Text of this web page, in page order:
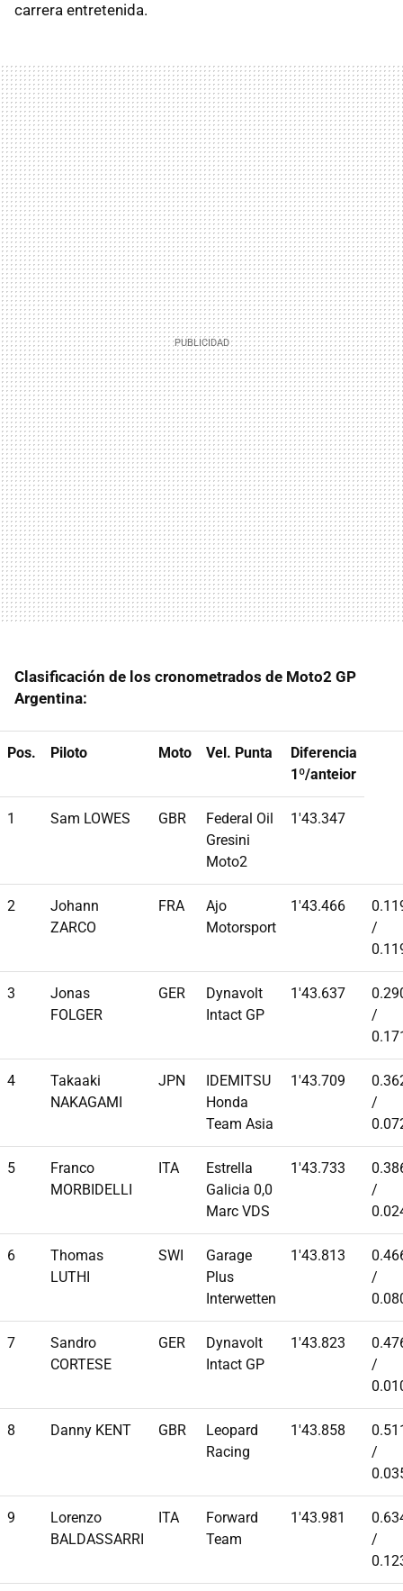
carrera entretenida.
Clasificación de los cronometrados de Moto2 GP
Argentina:
Pos. Piloto Moto Vel. Punta
Diferencia
1º/anteior
1 Sam LOWES GBR
Federal Oil
Gresini
Moto2
1'43.347
2
Johann
ZARCO
FRA
Ajo
Motorsport
1'43.466
/
3
Jonas
FOLGER
GER
Dynavolt
Intact GP
1'43.637
/
4
Takaaki
NAKAGAMI
JPN
IDEMITSU
Honda
Team Asia
1'43.709
/
5
Franco
MORBIDELLI
ITA
Estrella
Galicia 0,0
Marc VDS
1'43.733
/
6
Thomas
LUTHI
SWI
Garage
Plus
Interwetten
1'43.813
/
7
Sandro
CORTESE
GER
Dynavolt
Intact GP
1'43.823
/
8 Danny KENT GBR
Leopard
Racing
1'43.858
/
9
Lorenzo
BALDASSARRI
ITA
Forward
Team
1'43.981
/